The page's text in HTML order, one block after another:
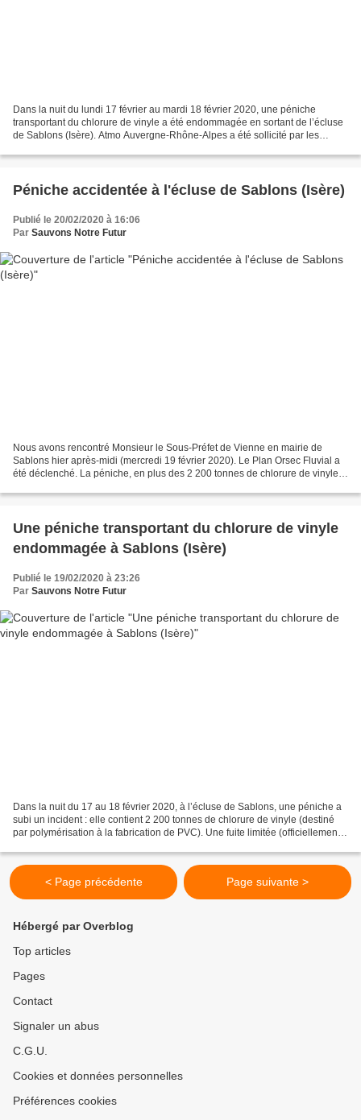
Dans la nuit du lundi 17 février au mardi 18 février 2020, une péniche
transportant du chlorure de vinyle a été endommagée en sortant de l’écluse
de Sablons (Isère). Atmo Auvergne-Rhône-Alpes a été sollicité par les
Péniche accidentée à l'écluse de Sablons (Isère)
Publié le 20/02/2020 à 16:06
Par Sauvons Notre Futur
Nous avons rencontré Monsieur le Sous-Préfet de Vienne en mairie de
Sablons hier après-midi (mercredi 19 février 2020). Le Plan Orsec Fluvial a
été déclenché. La péniche, en plus des 2 200 tonnes de chlorure de vinyle
Une péniche transportant du chlorure de vinyle
endommagée à Sablons (Isère)
Publié le 19/02/2020 à 23:26
Par Sauvons Notre Futur
Dans la nuit du 17 au 18 février 2020, à l’écluse de Sablons, une péniche a
subi un incident : elle contient 2 200 tonnes de chlorure de vinyle (destiné
par polymérisation à la fabrication de PVC). Une fuite limitée (officiellement)
< Page précédente Page suivante >
Hébergé par Overblog
Top articles
Pages
Contact
Signaler un abus
C.G.U.
Cookies et données personnelles
Préférences cookies